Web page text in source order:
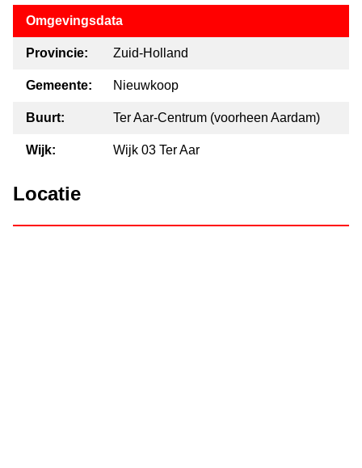
Omgevingsdata
Provincie: Zuid-Holland
Gemeente: Nieuwkoop
Buurt: Ter Aar-Centrum (voorheen Aardam)
Wijk: Wijk 03 Ter Aar
Locatie